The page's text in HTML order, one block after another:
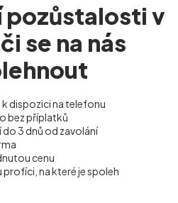
pozůstalosti v
se na nás
dispozici na telefonu
bez příplatků
3 dnů od zavolání
cenu
profíci, na které je spoleh